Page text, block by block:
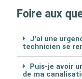
Foire aux
J'ai une
technicien se
Puis-je avoir
de ma